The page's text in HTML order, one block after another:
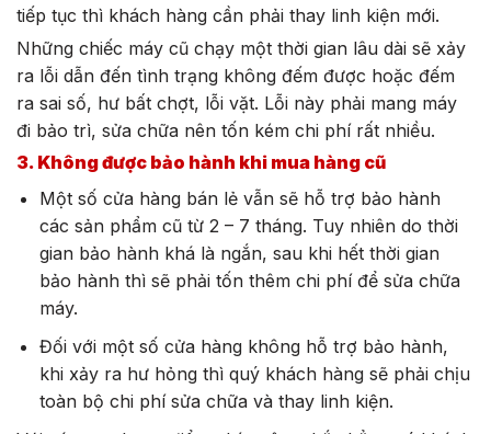
tiếp tục thì khách hàng cần phải thay linh kiện mới.
Những chiếc máy cũ chạy một thời gian lâu dài sẽ xảy
ra lỗi dẫn đến tình trạng không đếm được hoặc đếm
ra sai số, hư bất chợt, lỗi vặt. Lỗi này phải mang máy
đi bảo trì, sửa chữa nên tốn kém chi phí rất nhiều.
3. Không được bảo hành khi mua hàng cũ
Một số cửa hàng bán lẻ vẫn sẽ hỗ trợ bảo hành
các sản phẩm cũ từ 2 – 7 tháng. Tuy nhiên do thời
gian bảo hành khá là ngắn, sau khi hết thời gian
bảo hành thì sẽ phải tốn thêm chi phí để sửa chữa
máy.
Đối với một số cửa hàng không hỗ trợ bảo hành,
khi xảy ra hư hỏng thì quý khách hàng sẽ phải chịu
toàn bộ chi phí sửa chữa và thay linh kiện.